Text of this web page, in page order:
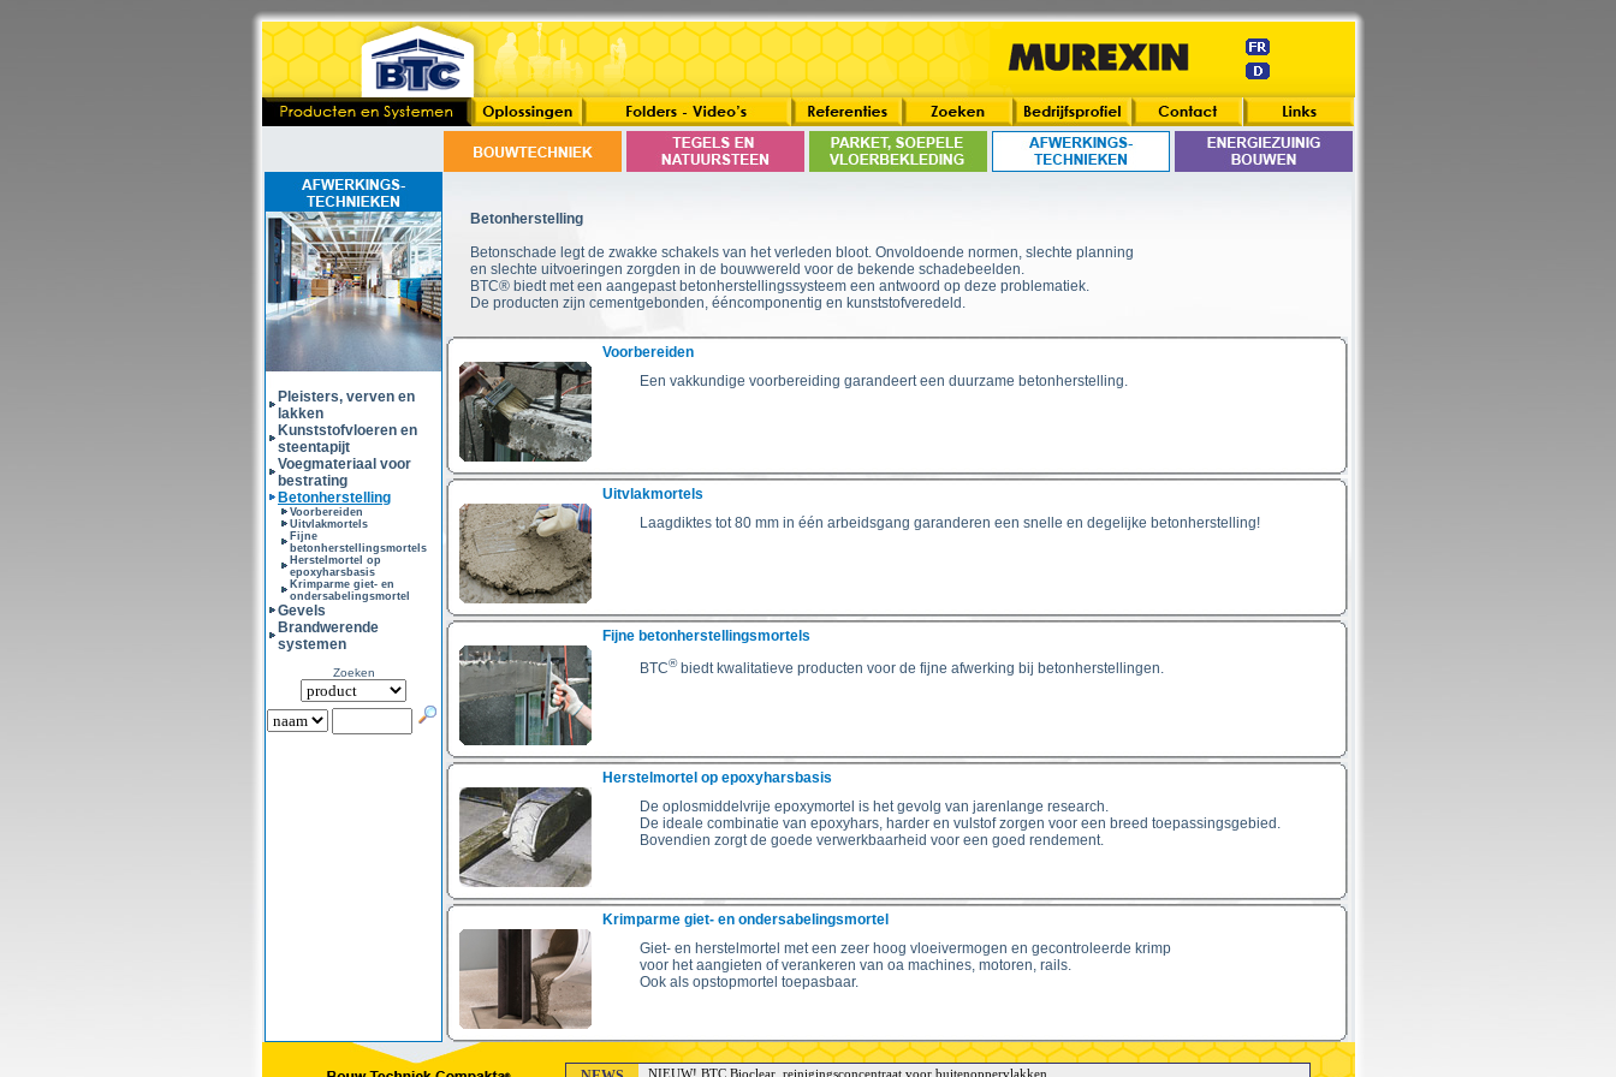
Pleisters, verven en
lakken
Kunststofvloeren en
steentapijt
Voegmateriaal voor
bestrating
Betonherstelling
Voorbereiden
Uitvlakmortels
Fijne
betonherstellingsmortels
Herstelmortel op
epoxyharsbasis
Krimparme giet- en
ondersabelingsmortel
Gevels
Brandwerende
systemen
Zoeken
Betonherstelling
Betonschade legt de zwakke schakels van het verleden bloot. Onvoldoende normen, slechte planning
en slechte uitvoeringen zorgden in de bouwwereld voor de bekende schadebeelden.
BTC® biedt met een aangepast betonherstellingssysteem een antwoord op deze problematiek.
De producten zijn cementgebonden, ééncomponentig en kunststofveredeld.
Voorbereiden
Een vakkundige voorbereiding garandeert een duurzame betonherstelling.
Uitvlakmortels
Laagdiktes tot 80 mm in één arbeidsgang garanderen een snelle en degelijke betonherstelling!
Fijne betonherstellingsmortels
BTC®biedt kwalitatieve producten voor de fijne afwerking bij betonherstellingen.
Herstelmortel op epoxyharsbasis
De oplosmiddelvrije epoxymortel is het gevolg van jarenlange research.
De ideale combinatie van epoxyhars, harder en vulstof zorgen voor een breed toepassingsgebied.
Bovendien zorgt de goede verwerkbaarheid voor een goed rendement.
Krimparme giet- en ondersabelingsmortel
Giet- en herstelmortel met een zeer hoog vloeivermogen en gecontroleerde krimp
voor het aangieten of verankeren van oa machines, motoren, rails.
Ook als opstopmortel toepasbaar.
NIEUW! BTC Bioclear, reinigingsconcentraat voor buitenoppervlakken